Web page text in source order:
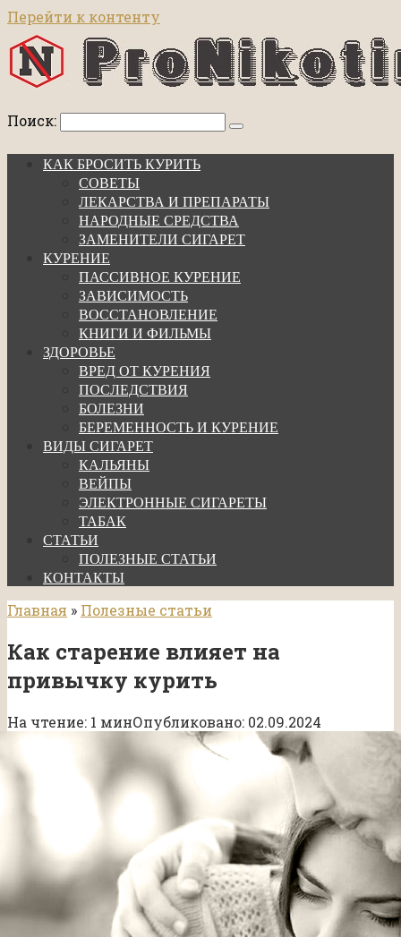
Перейти к контенту
Поиск:
КАК БРОСИТЬ КУРИТЬ
СОВЕТЫ
ЛЕКАРСТВА И ПРЕПАРАТЫ
НАРОДНЫЕ СРЕДСТВА
ЗАМЕНИТЕЛИ СИГАРЕТ
КУРЕНИЕ
ПАССИВНОЕ КУРЕНИЕ
ЗАВИСИМОСТЬ
ВОССТАНОВЛЕНИЕ
КНИГИ И ФИЛЬМЫ
ЗДОРОВЬЕ
ВРЕД ОТ КУРЕНИЯ
ПОСЛЕДСТВИЯ
БОЛЕЗНИ
БЕРЕМЕННОСТЬ И КУРЕНИЕ
ВИДЫ СИГАРЕТ
КАЛЬЯНЫ
ВЕЙПЫ
ЭЛЕКТРОННЫЕ СИГАРЕТЫ
ТАБАК
СТАТЬИ
ПОЛЕЗНЫЕ СТАТЬИ
КОНТАКТЫ
Главная » Полезные статьи
Как старение влияет на
привычку курить
На чтение: 1 минОпубликовано: 02.09.2024